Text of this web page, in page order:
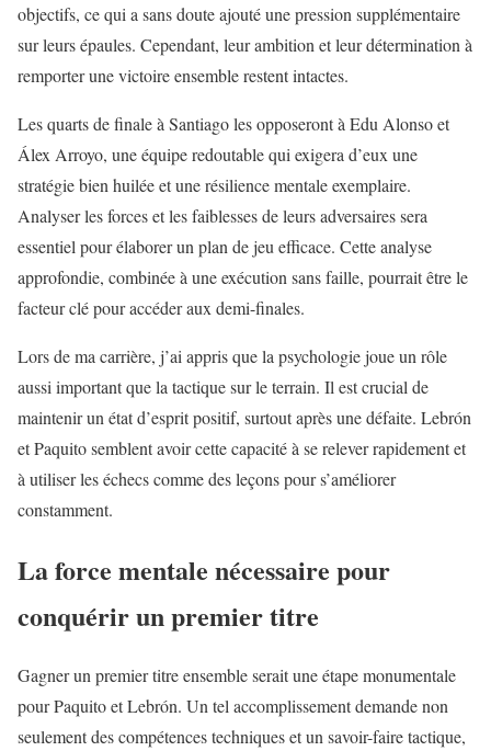
objectifs, ce qui a sans doute ajouté une pression supplémentaire
sur leurs épaules. Cependant, leur ambition et leur détermination à
remporter une victoire ensemble restent intactes.
Les quarts de finale à Santiago les opposeront à Edu Alonso et
Álex Arroyo, une équipe redoutable qui exigera d’eux une
stratégie bien huilée et une résilience mentale exemplaire.
Analyser les forces et les faiblesses de leurs adversaires sera
essentiel pour élaborer un plan de jeu efficace. Cette analyse
approfondie, combinée à une exécution sans faille, pourrait être le
facteur clé pour accéder aux demi-finales.
Lors de ma carrière, j’ai appris que la psychologie joue un rôle
aussi important que la tactique sur le terrain. Il est crucial de
maintenir un état d’esprit positif, surtout après une défaite. Lebrón
et Paquito semblent avoir cette capacité à se relever rapidement et
à utiliser les échecs comme des leçons pour s’améliorer
constamment.
La force mentale nécessaire pour
conquérir un premier titre
Gagner un premier titre ensemble serait une étape monumentale
pour Paquito et Lebrón. Un tel accomplissement demande non
seulement des compétences techniques et un savoir-faire tactique,